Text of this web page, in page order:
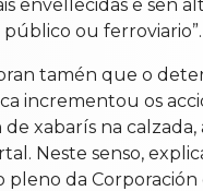
envellecidas e sen
ou ferroviario”.
tamén que o
incrementou os
xabarís na
Neste senso,
pleno da Corporación